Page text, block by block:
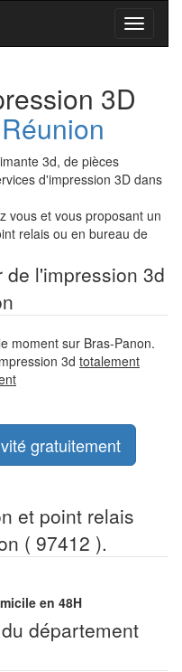
Toggle
3D
Réunion
3d, de pièces
d'impression 3D dans
vous et vous proposant un
relais ou en bureau de
l'impression 3d
moment sur Bras-Panon.
3d totalement
gratuitement
et point relais
( 97412 ).
en 48H
département